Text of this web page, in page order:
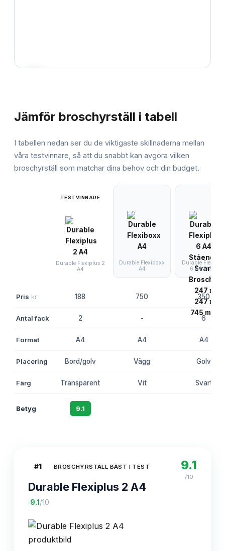
Jämför broschyrställ i tabell
I tabellen nedan ser du de viktigaste skillnaderna mellan
våra testvinnare, så att du snabbt kan avgöra vilken
broschyrställ som matchar dina behov och din budget.
TESTVINNARE
Durable Flexiplus 2
A4
Durable Flexiboxx
A4
Durable
6 A4 Ståen
Pris kr 188 750 350
Antal fack 2 - 6
Format A4 A4 A4
Placering Bord/golv Vägg Golv
Färg Transparent Vit Svart
Betyg 9.1
#1 BROSCHYRSTÄLL BÄST I TEST
Durable Flexiplus 2 A4
·9.1 /10
9.1
/10